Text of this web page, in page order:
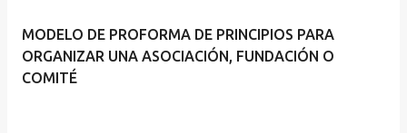
MODELO DE PROFORMA DE PRINCIPIOS PARA
ORGANIZAR UNA ASOCIACIÓN, FUNDACIÓN O
COMITÉ